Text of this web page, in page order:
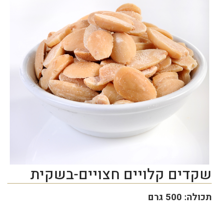
שקדים קלויים חצויים-בשקית
תכולה: 500 גרם